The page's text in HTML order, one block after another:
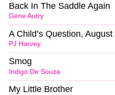
Gene Autry
Back In The Saddle Again
PJ Harvey
A Child’s Question, August
Indigo De Souza
Smog
My Little Brother